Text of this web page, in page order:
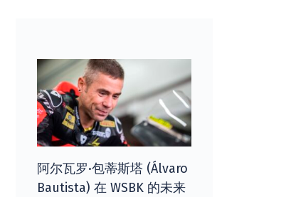
阿尔瓦罗·包蒂斯塔 (Álvaro
Bautista) 在 WSBK 的未来